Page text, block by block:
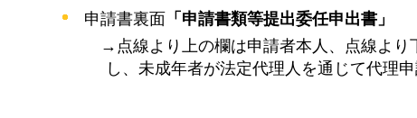
申請書裏面 「申請書類等提出委任申出書」
→点線より上の欄は申請者本人、点線よ
し、未成年者が法定代理人を通じて代理